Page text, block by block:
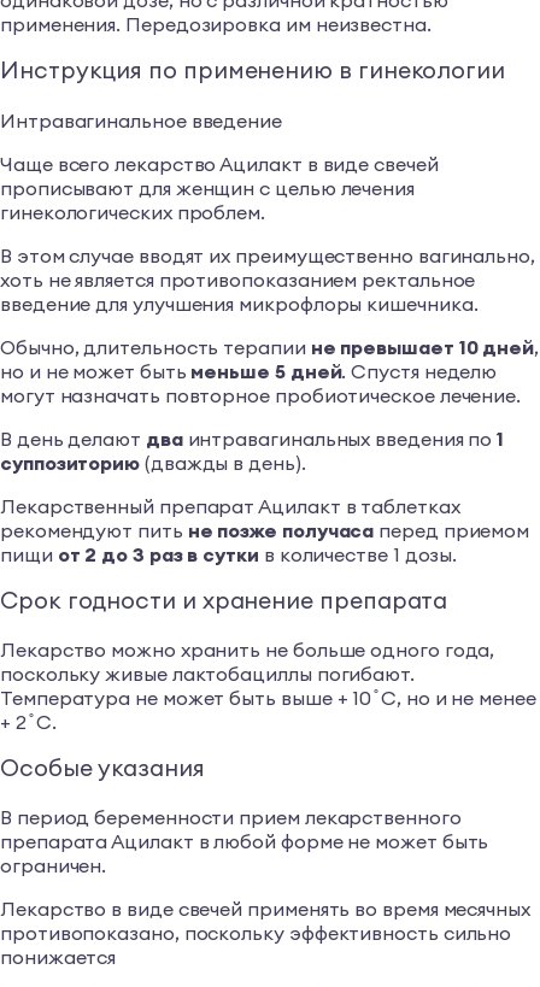
применения. Передозировка им неизвестна.
Инструкция по применению в гинекологии
Интравагинальное введение
Чаще всего лекарство Ацилакт в виде свечей
прописывают для женщин с целью лечения
гинекологических проблем.
В этом случае вводят их преимущественно вагинально,
хоть не является противопоказанием ректальное
введение для улучшения микрофлоры кишечника.
Обычно, длительность терапии не превышает 10 дней,
но и не может быть меньше 5 дней. Спустя неделю
могут назначать повторное пробиотическое лечение.
В день делают дваинтравагинальных введения по1
суппозиторию (дважды в день).
Лекарственный препарат Ацилакт в таблетках
рекомендуют пить не позже получаса перед приемом
пищи от 2 до 3 раз в сутки в количестве 1 дозы.
Срок годности и хранение препарата
Лекарство можно хранить не больше одного года,
поскольку живые лактобациллы погибают.
Температура не может быть выше + 10 ̊ С, но и не менее
+ 2 ̊ С.
Особые указания
В период беременности прием лекарственного
препарата Ацилакт в любой форме не может быть
ограничен.
Лекарство в виде свечей применять во время месячных
противопоказано, поскольку эффективность сильно
понижается